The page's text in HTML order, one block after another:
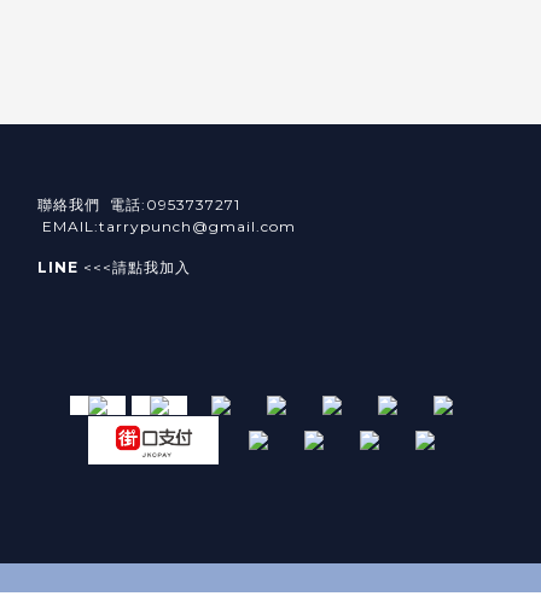
聯絡我們 電話:0953737271
EMAIL:tarrypunch@gmail.com
LINE <<<請點我加入